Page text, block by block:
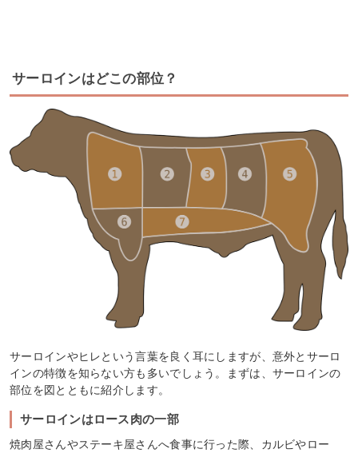
サーロインはどこの部位？
サーロインやヒレという言葉を良く耳にしますが、意外とサーロ
インの特徴を知らない方も多いでしょう。まずは、サーロインの
部位を図とともに紹介します。
サーロインはロース肉の一部
焼肉屋さんやステーキ屋さんへ食事に行った際、カルビやロー